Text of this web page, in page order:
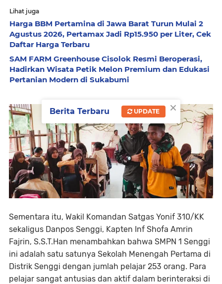
Lihat juga
Harga BBM Pertamina di Jawa Barat Turun Mulai 2
Agustus 2026, Pertamax Jadi Rp15.950 per Liter, Cek
Daftar Harga Terbaru
SAM FARM Greenhouse Cisolok Resmi Beroperasi,
Hadirkan Wisata Petik Melon Premium dan Edukasi
Pertanian Modern di Sukabumi
Sementara itu, Wakil Komandan Satgas Yonif 310/KK
sekaligus Danpos Senggi, Kapten Inf Shofa Amrin
Fajrin, S.S.T.Han menambahkan bahwa SMPN 1 Senggi
ini adalah satu satunya Sekolah Menengah Pertama di
Distrik Senggi dengan jumlah pelajar 253 orang. Para
pelajar sangat antusias dan aktif dalam berinteraksi di
×
Berita Terbaru UPDATE